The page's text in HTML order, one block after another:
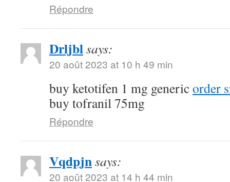
Répondre
Drljblsays:
20 août 2023 at 10 h 49 min
buy ketotifen 1 mg genericorder
buy tofranil 75mg
Répondre
Vqdpjnsays:
20 août 2023 at 14 h 44 min